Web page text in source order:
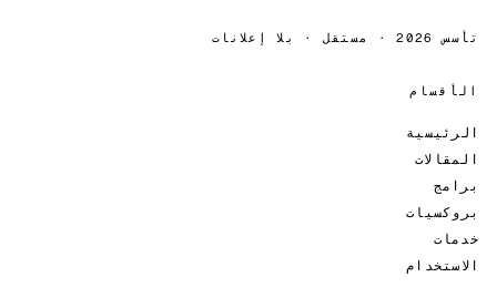
تأسس 2026 · مستقل · بلا إعلانات
الأقسام
الرئيسية
المقالات
برامج
بروكسيات
خدمات
الاستخدام